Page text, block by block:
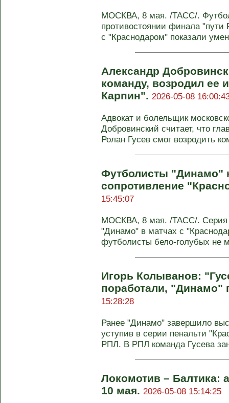
МОСКВА, 8 мая. /ТАСС/.
противостоянии финала
с "Краснодаром" показали
Александр
команду, возродил ее
Карпин". 2026-05-08
Адвокат и болельщик
Добровинский считает, что
Ролан Гусев смог возродить
Футболисты "Динамо"
сопротивление
15:45:07
МОСКВА, 8 мая. /ТАСС/. Серия
"Динамо" в матчах с
футболисты бело-голубых не
Игорь Колыванов:
поработали, "Динамо"
15:28:28
Ранее "Динамо" завершило
уступив в серии пенальти
РПЛ. В РПЛ команда Гусева
Локомотив – Балтика:
10 мая. 2026-05-08 15:14:25